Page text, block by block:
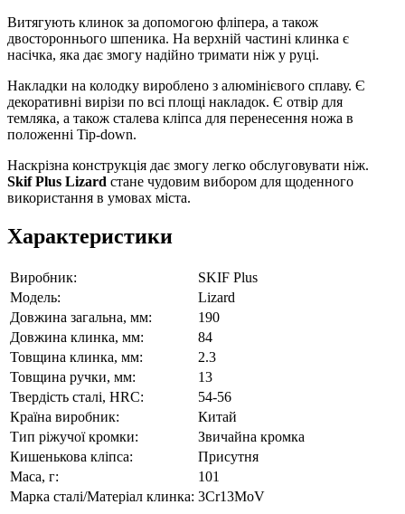
Витягують клинок за допомогою фліпера, а також
двостороннього шпеника. На верхній частині клинка є
насічка, яка дає змогу надійно тримати ніж у руці.
Накладки на колодку вироблено з алюмінієвого сплаву. Є
декоративні вирізи по всі площі накладок. Є отвір для
темляка, а також сталева кліпса для перенесення ножа в
положенні Tip-down.
Наскрізна конструкція дає змогу легко обслуговувати ніж.
Skif Plus Lizard стане чудовим вибором для щоденного
використання в умовах міста.
Характеристики
Виробник:
SKIF Plus
Модель:
Lizard
Довжина загальна, мм:
190
Довжина клинка, мм:
84
Товщина клинка, мм:
2.3
Товщина ручки, мм:
13
Твердість сталі, HRC:
54-56
Країна виробник:
Китай
Тип ріжучої кромки:
Звичайна кромка
Кишенькова кліпса:
Присутня
Маса, г:
101
Марка сталі/Матеріал клинка: 3Cr13MoV